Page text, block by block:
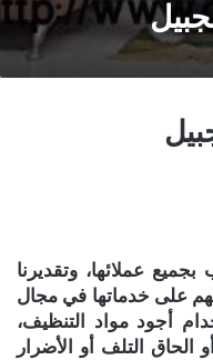
عملائها، وتقديرنا
على خدماتها في مجال
أجود مواد التنظيف،
التلف أو الأضرار